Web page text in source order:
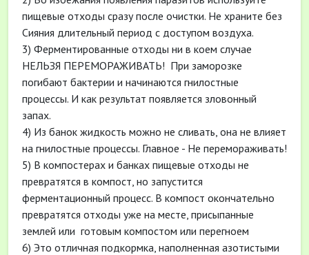
пищевые отходы сразу после очистки. Не храните без
Сияния длительный период с доступом воздуха.
3) Ферментированные отходы ни в коем случае
НЕЛЬЗЯ ПЕРЕМОРАЖИВАТЬ! При заморозке
погибают бактерии и начинаются гнилостные
процессы. И как результат появляется зловонный
запах.
4) Из банок жидкость можно не сливать, она не влияет
на гнилостные процессы. Главное - Не перемораживать!
5) В компостерах и банках пищевые отходы не
превратятся в компост, но запустится
ферментационный процесс. В компост окончательно
превратятся отходы уже на месте, присыпанные
землей или готовым компостом или перегноем
6) Это отличная подкормка, наполненная азотистыми